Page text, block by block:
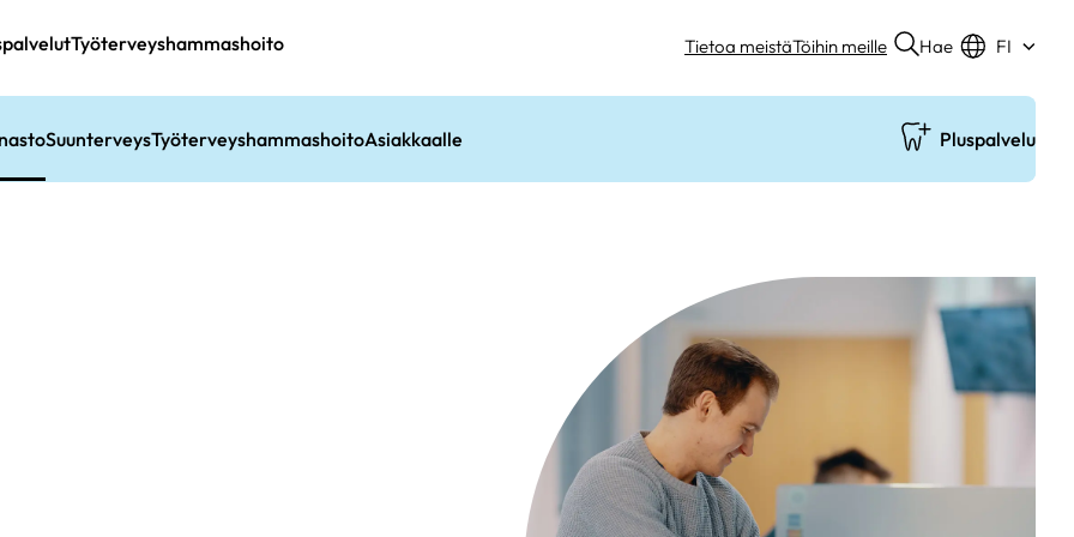
SuunterveysTyöterveyshammashoitoAsiakkaalle Pluspalvelu
Työterveyshammashoito Tietoa meistäTöihin meille Hae FI